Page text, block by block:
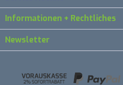
Informationen + Rechtliches
Newsletter